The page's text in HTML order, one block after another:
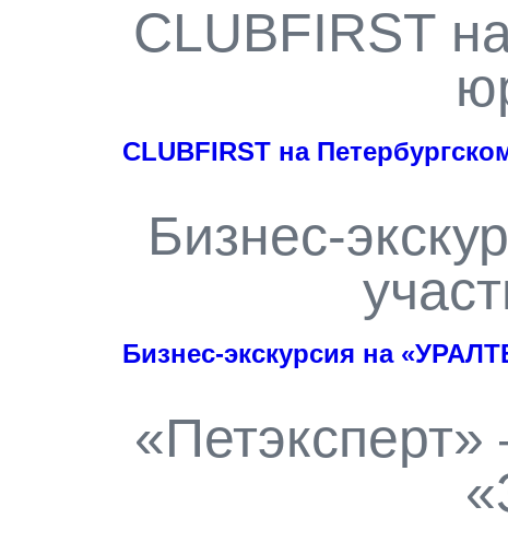
CLUBFIRST
CLUBFIRST на
Бизнес-
Бизнес-экскурсия на